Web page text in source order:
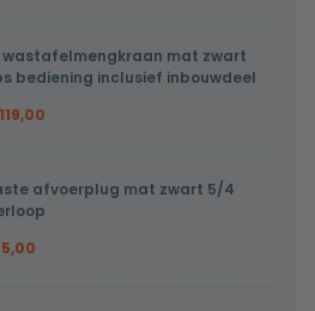
wastafelmengkraan mat zwart
bediening inclusief inbouwdeel
119,00
afvoerplug mat zwart 5/4